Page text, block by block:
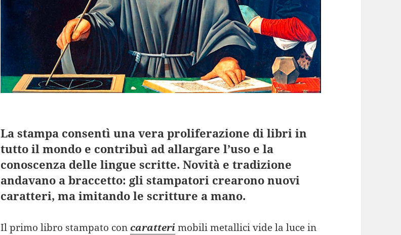
La stampa consentì una vera proliferazione di libri in
tutto il mondo e contribuì ad allargare l’uso e la
conoscenza delle lingue scritte. Novità e tradizione
andavano a braccetto: gli stampatori crearono nuovi
caratteri, ma imitando le scritture a mano.
Il primo libro stampato concaratterimobili metallici vide la luce in